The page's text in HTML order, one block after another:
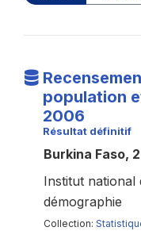
population
2006
Résultat définitif
Burkina Faso,
Institut national
démographie
Collection: